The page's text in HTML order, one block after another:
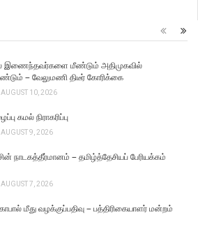
இணைந்தவர்களை மீண்டும் அதிமுகவில்
– வேலுமணி திடீர் கோரிக்கை
AUGUST 10, 2026
கமல் நிராகரிப்பு
AUGUST 9, 2026
நாடகத்தீர்மானம் – தமிழ்த்தேசியப் பேரியக்கம்
AUGUST 7, 2026
மீது வழக்குப்பதிவு – பத்திரிகையாளர் மன்றம்